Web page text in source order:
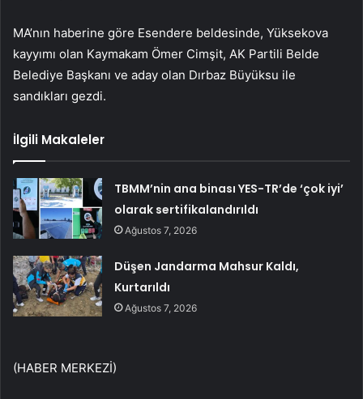
MA’nın haberine göre Esendere beldesinde, Yüksekova
kayyımı olan Kaymakam Ömer Cimşit, AK Partili Belde
Belediye Başkanı ve aday olan Dırbaz Büyüksu ile
sandıkları gezdi.
İlgili Makaleler
TBMM’nin ana binası YES-TR’de ‘çok iyi’
olarak sertifikalandırıldı
Ağustos 7, 2026
Düşen Jandarma Mahsur Kaldı,
Kurtarıldı
Ağustos 7, 2026
(HABER MERKEZİ)